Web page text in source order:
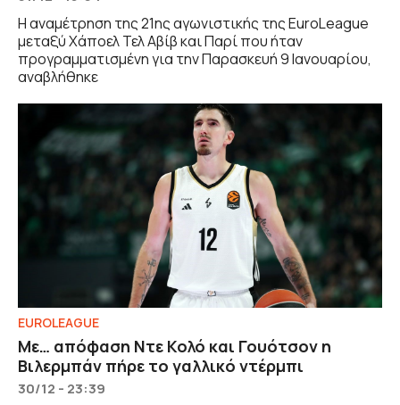
H αναμέτρηση της 21ης αγωνιστικής της EuroLeague
μεταξύ Χάποελ Τελ Αβίβ και Παρί που ήταν
προγραμματισμένη για την Παρασκευή 9 Ιανουαρίου,
αναβλήθηκε
EUROLEAGUE
Με… απόφαση Ντε Κολό και Γουότσον η
Βιλερμπάν πήρε το γαλλικό ντέρμπι
30/12 - 23:39